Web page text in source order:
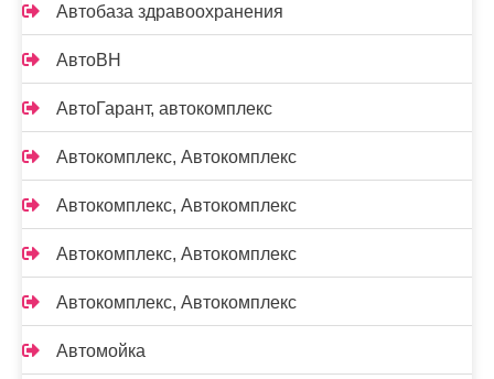
Автобаза здравоохранения
АвтоВН
АвтоГарант, автокомплекс
Автокомплекс, Автокомплекс
Автокомплекс, Автокомплекс
Автокомплекс, Автокомплекс
Автокомплекс, Автокомплекс
Автомойка